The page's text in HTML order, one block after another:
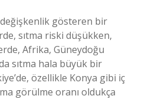
gösteren bir
sıtma riski düşükken,
Afrika, Güneydoğu
sıtma hala büyük bir
özellikle Konya gibi iç
görülme oranı oldukça